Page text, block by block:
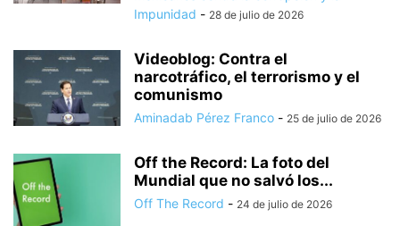
Impunidad - 28 de julio de 2026
Videoblog: Contra el
narcotráfico, el terrorismo y el
comunismo
Aminadab Pérez Franco - 25 de julio de 2026
Off the Record: La foto del
Mundial que no salvó los...
Off The Record - 24 de julio de 2026